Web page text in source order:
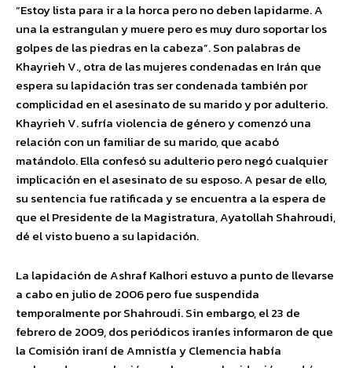
“Estoy lista para ir a la horca pero no deben lapidarme. A
una la estrangulan y muere pero es muy duro soportar los
golpes de las piedras en la cabeza”. Son palabras de
Khayrieh V., otra de las mujeres condenadas en Irán que
espera su lapidación tras ser condenada también por
complicidad en el asesinato de su marido y por adulterio.
Khayrieh V. sufría violencia de género y comenzó una
relación con un familiar de su marido, que acabó
matándolo. Ella confesó su adulterio pero negó cualquier
implicación en el asesinato de su esposo. A pesar de ello,
su sentencia fue ratificada y se encuentra a la espera de
que el Presidente de la Magistratura, Ayatollah Shahroudi,
dé el visto bueno a su lapidación.
La lapidación de Ashraf Kalhori estuvo a punto de llevarse
a cabo en julio de 2006 pero fue suspendida
temporalmente por Shahroudi. Sin embargo, el 23 de
febrero de 2009, dos periódicos iraníes informaron de que
la Comisión iraní de Amnistía y Clemencia había